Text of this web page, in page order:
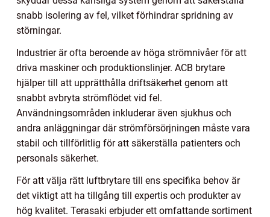
snabb isolering av fel, vilket förhindrar spridning av
störningar.
Industrier är ofta beroende av höga strömnivåer för att
driva maskiner och produktionslinjer. ACB brytare
hjälper till att upprätthålla driftsäkerhet genom att
snabbt avbryta strömflödet vid fel.
Användningsområden inkluderar även sjukhus och
andra anläggningar där strömförsörjningen måste vara
stabil och tillförlitlig för att säkerställa patienters och
personals säkerhet.
För att välja rätt luftbrytare till ens specifika behov är
det viktigt att ha tillgång till expertis och produkter av
hög kvalitet. Terasaki erbjuder ett omfattande sortiment